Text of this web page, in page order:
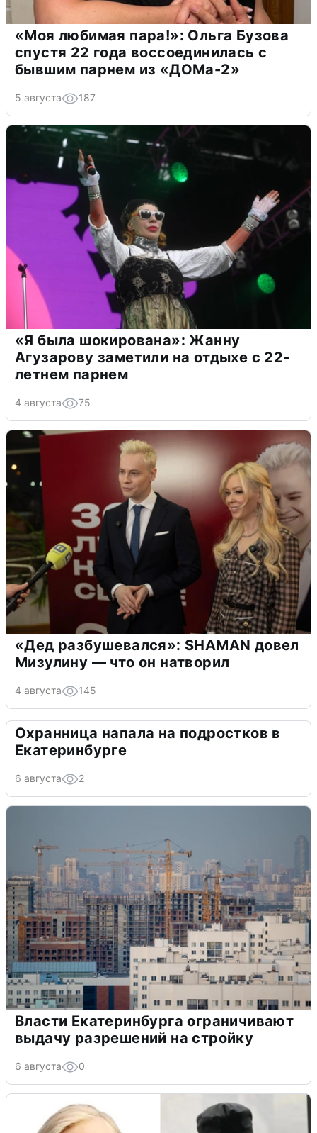
«Моя любимая пара!»: Ольга Бузова
спустя 22 года воссоединилась с
бывшим парнем из «ДОМа-2»
5 августа 187
«Я была шокирована»: Жанну
Агузарову заметили на отдыхе с 22-
летнем парнем
4 августа 75
«Дед разбушевался»: SHAMAN довел
Мизулину — что он натворил
4 августа 145
Охранница напала на подростков в
Екатеринбурге
6 августа 2
Власти Екатеринбурга ограничивают
выдачу разрешений на стройку
6 августа 0